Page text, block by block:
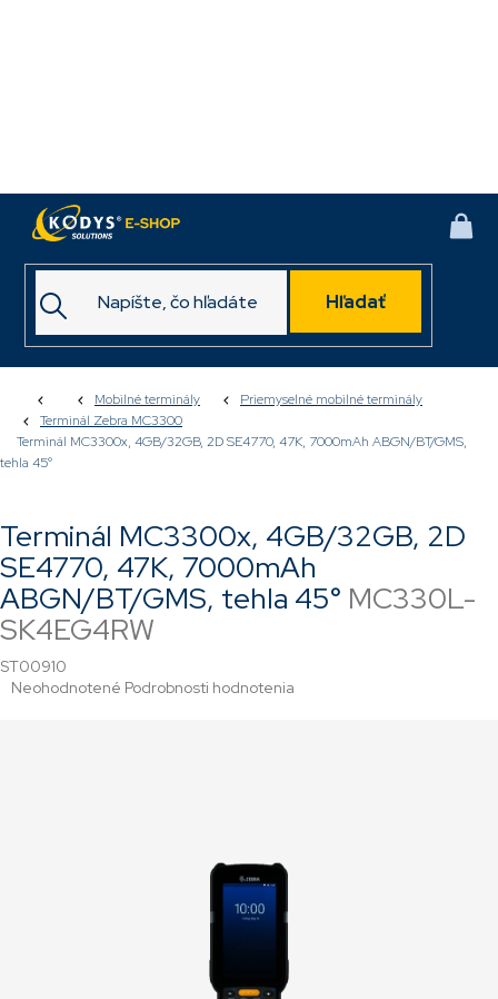
Hľadať
Domov Mobilné terminály
Priemyselné mobilné terminály
Terminál Zebra MC3300
Terminál MC3300x, 4GB/32GB, 2D SE4770, 47K, 7000mAh ABGN/BT/GMS,
tehla 45°
Terminál MC3300x, 4GB/32GB, 2D
SE4770, 47K, 7000mAh
ABGN/BT/GMS, tehla 45° MC330L-
SK4EG4RW
ST00910
Priemerné
Neohodnotené Podrobnosti hodnotenia